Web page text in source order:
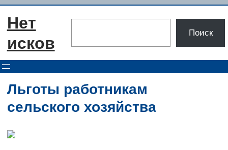
Перейти
Нет
исков
Поиск
Льготы работникам
сельского хозяйства